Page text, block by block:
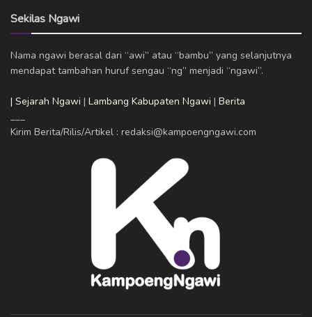
Sekilas Ngawi
Nama ngawi berasal dari “awi” atau “bambu” yang selanjutnya
mendapat tambahan huruf sengau “ng” menjadi “ngawi”.
| Sejarah Ngawi | Lambang Kabupaten Ngawi | Berita
___
Kirim Berita/Rilis/Artikel : redaksi@kampoengngawi.com